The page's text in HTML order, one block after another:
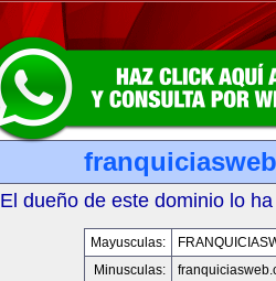
El dueño de este dominio lo
Mayusculas:
Minusculas: